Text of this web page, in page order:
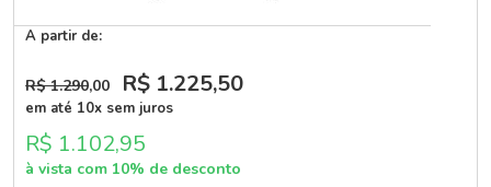
A partir de:
R$ 1.290,00 R$ 1.225,50
em até 10x sem juros
R$ 1.102,95
à vista com 10% de desconto